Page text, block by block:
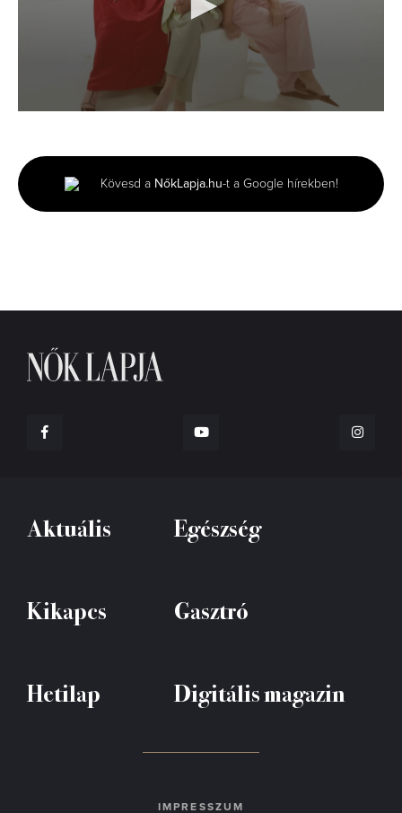
47
seconds
Kövesd a NőkLapja.hu-t a Google hírekben!
Aktuális Egészség
Kikapcs Gasztró
Hetilap Digitális magazin
IMPRESSZUM